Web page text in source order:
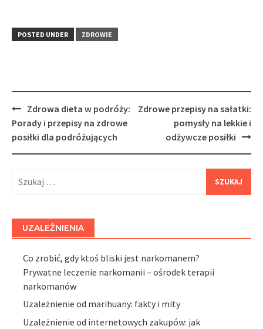
POSTED UNDER ZDROWIE
Post
navigation
Zdrowa dieta w podróży:
Porady i przepisy na zdrowe
posiłki dla podróżujących
Zdrowe przepisy na sałatki:
pomysły na lekkie i
odżywcze posiłki
UZALEŻNIENIA
Co zrobić, gdy ktoś bliski jest narkomanem?
Prywatne leczenie narkomanii – ośrodek terapii
narkomanów
Uzależnienie od marihuany: fakty i mity
Uzależnienie od internetowych zakupów: jak